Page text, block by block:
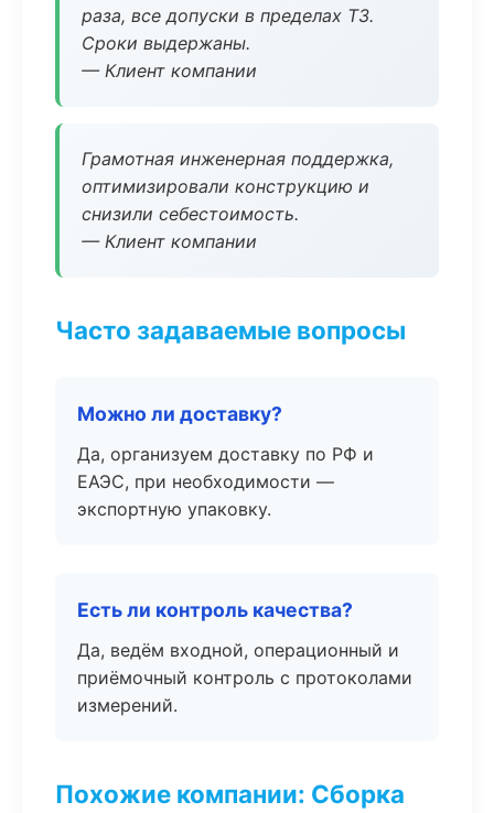
раза, все допуски в пределах ТЗ.
Сроки выдержаны.
— Клиент компании
Грамотная инженерная поддержка,
оптимизировали конструкцию и
снизили себестоимость.
— Клиент компании
Часто задаваемые вопросы
Можно ли доставку?
Да, организуем доставку по РФ и
ЕАЭС, при необходимости —
экспортную упаковку.
Есть ли контроль качества?
Да, ведём входной, операционный и
приёмочный контроль с протоколами
измерений.
Похожие компании: Сборка